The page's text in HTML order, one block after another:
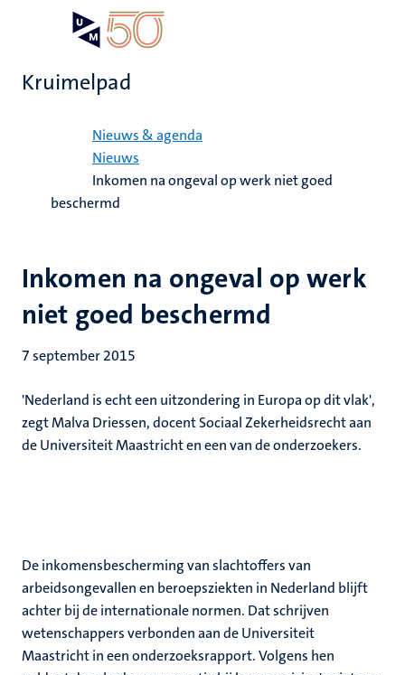
Kruimelpad
Nieuws & agenda
Nieuws
Inkomen na ongeval op werk niet goed
beschermd
Inkomen na ongeval op werk
niet goed beschermd
7 september 2015
'Nederland is echt een uitzondering in Europa op dit vlak',
zegt Malva Driessen, docent Sociaal Zekerheidsrecht aan
de Universiteit Maastricht en een van de onderzoekers.
De inkomensbescherming van slachtoffers van
arbeidsongevallen en beroepsziekten in Nederland blijft
achter bij de internationale normen. Dat schrijven
wetenschappers verbonden aan de Universiteit
Maastricht in een onderzoeksrapport. Volgens hen